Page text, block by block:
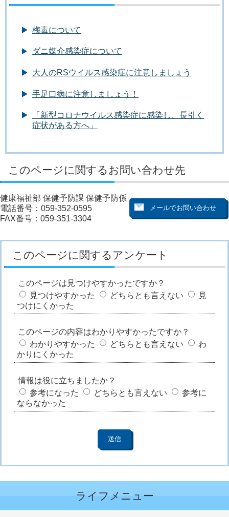
梅毒について
ダニ媒介感染症について
大人のRSウイルス感染症に注意しましょう
手足口病に注意しましょう！
「新型コロナウイルス感染症に感染し、長引く
症状がある方へ」
このページに関するお問い合わせ先
健康福祉部 保健予防課 保健予防係
電話番号：059-352-0595
FAX番号：059-351-3304
このページに関するアンケート
このページは見つけやすかったですか？
見つけやすかった
どちらとも言えない
見
つけにくかった
このページの内容はわかりやすかったですか？
わかりやすかった
どちらとも言えない
わ
かりにくかった
情報は役に立ちましたか？
参考になった
どちらとも言えない
参考に
ならなかった
ライフメニュー